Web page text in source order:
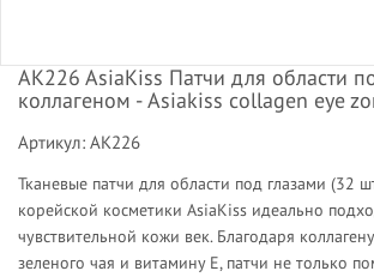
AK226 AsiaKiss Патчи для области
коллагеном - Asiakiss collagen eye
Артикул: АК226
Тканевые патчи для области под глазами (32
корейской косметики AsiaKiss идеально
чувствительной кожи век. Благодаря
зеленого чая и витамину Е, патчи не только